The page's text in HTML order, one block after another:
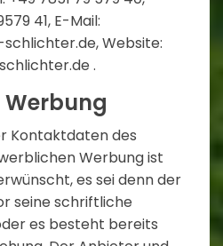
41, E-Mail:
Website:
.
Kontaktdaten des
Werbung ist
es sei denn der
seine schriftliche
es besteht bereits